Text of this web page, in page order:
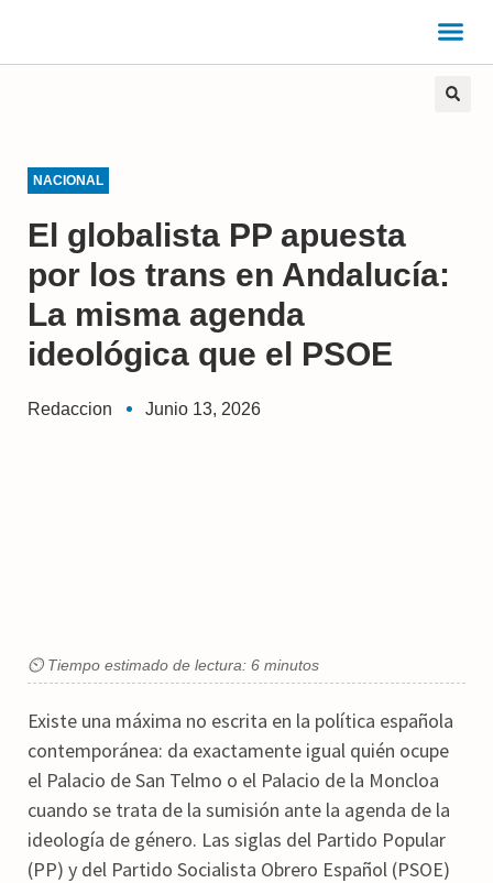
NACIONAL
El globalista PP apuesta
por los trans en Andalucía:
La misma agenda
ideológica que el PSOE
Redaccion Junio 13, 2026
⏲ Tiempo estimado de lectura: 6 minutos
Existe una máxima no escrita en la política española
contemporánea: da exactamente igual quién ocupe
el Palacio de San Telmo o el Palacio de la Moncloa
cuando se trata de la sumisión ante la agenda de la
ideología de género. Las siglas del Partido Popular
(PP) y del Partido Socialista Obrero Español (PSOE)